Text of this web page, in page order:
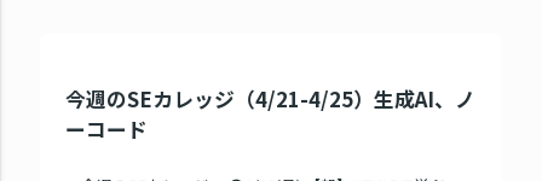
今週のSEカレッジ（4/21-4/25）生成AI、ノ
ーコード